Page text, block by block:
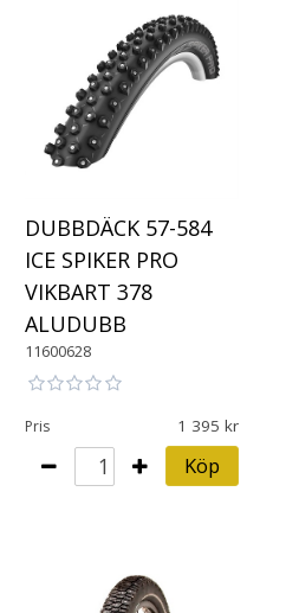
DUBBDÄCK 57-584
ICE SPIKER PRO
VIKBART 378
ALUDUBB
11600628
Pris 1 395
Köp